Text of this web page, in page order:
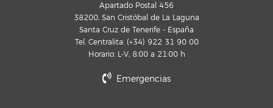
Apartado Postal 456
38200, San Cristóbal de La Laguna
Santa Cruz de Tenerife - España
Tel. Centralita: (+34) 922 31 90 00
Horario: L-V, 8:00 a 21:00 h
Emergencias